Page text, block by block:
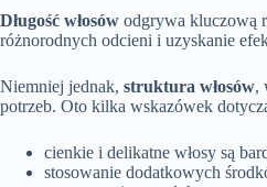
Długość włosów odgrywa kluczową
różnorodnych odcieni i uzyskanie
Niemniej jednak, struktura włosów,
potrzeb. Oto kilka wskazówek
cienkie i delikatne włosy są
stosowanie dodatkowych